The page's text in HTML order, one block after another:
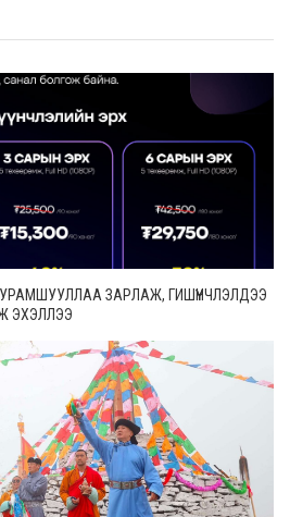
УРАМШУУЛЛАА ЗАРЛАЖ, ГИШҮҮНЧЛЭЛДЭЭ
ЭХЭЛЛЭЭ